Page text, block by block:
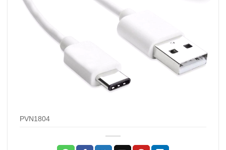
PVN1804